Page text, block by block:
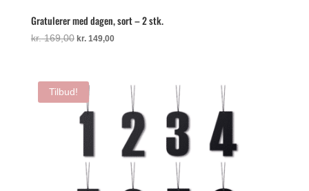
Gratulerer med dagen, sort – 2 stk.
kr.169,00 Den
kr. 169,00.
kr.149,00Den
kr. 149,00.
Tilbud!